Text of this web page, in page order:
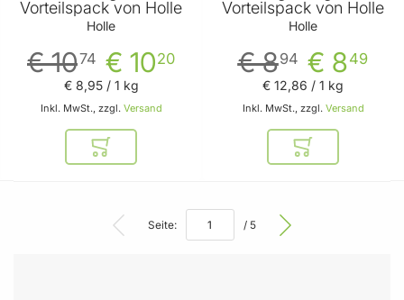
Vorteilspack von Holle
Holle
€ 1020
€ 1074
Inkl. MwSt., zzgl. Versand
€ 8,95/ 1 kg
In den Warenkorb
Vorteilspack von Holle
Holle
€ 849
€ 894
Inkl. MwSt., zzgl. Versand
€ 12,86 / 1 kg
In den
Seite: / 5